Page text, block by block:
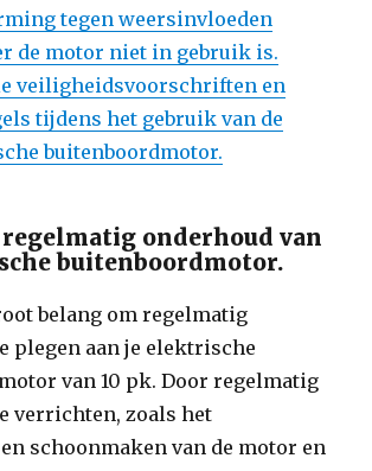
tegen weersinvloeden
de motor niet in gebruik is.
veiligheidsvoorschriften en
tijdens het gebruik van de
buitenboordmotor.
onderhoud van
buitenboordmotor.
belang om regelmatig
plegen aan je elektrische
van 10 pk. Door regelmatig
verrichten, zoals het
schoonmaken van de motor en